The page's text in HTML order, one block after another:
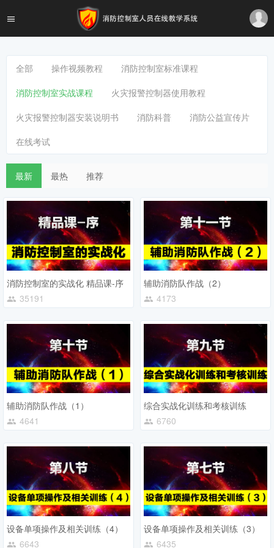
全部 操作视频教程
消防控制室标准课程
消防控制室实战课程
火灾报警控制器使用教程
火灾报警控制器安装说明书
消防科普
消防公益宣传片
在线考试
最新 最热 推荐
消防控制室的实战化 精品课-序
35191
辅助消防队作战（2）
4173
辅助消防队作战（1）
4641
综合实战化训练和考核训练
6760
设备单项操作及相关训练（4）
6643
设备单项操作及相关训练（3）
6435